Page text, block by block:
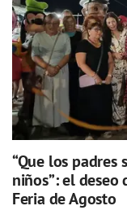
“Que los
niños”: el deseo
Feria de Agosto